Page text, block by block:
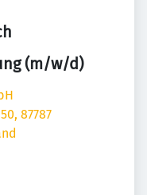
(m/w/d)
87787